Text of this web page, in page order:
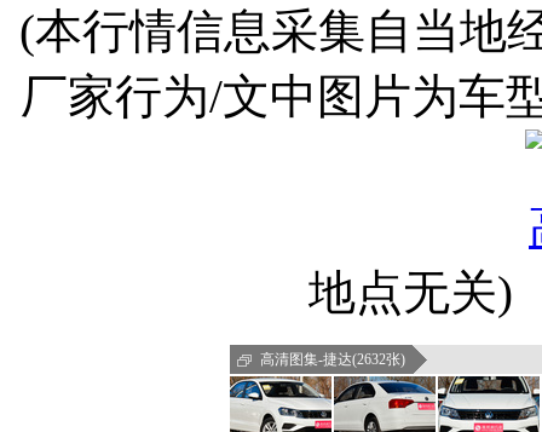
(本行情信息采集自当地
厂家行为/文中图片为车
地点无关)
高清图集-捷达(2632张)